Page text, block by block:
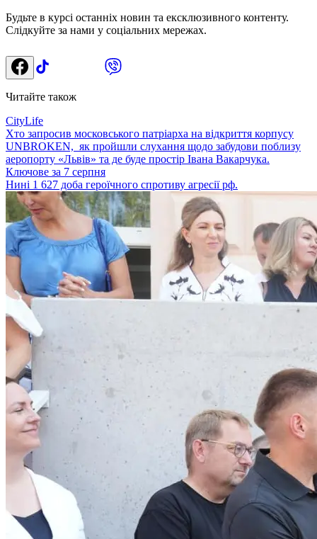
Будьте в курсі останніх новин та ексклюзивного контенту.
Слідкуйте за нами у соціальних мережах.
Читайте також
CityLife
Хто запросив московського патріарха на відкриття корпусу
UNBROKEN, як пройшли слухання щодо забудови поблизу
аеропорту «Львів» та де буде простір Івана Вакарчука.
Ключове за 7 серпня
Нині 1 627 доба героїчного спротиву агресії рф.